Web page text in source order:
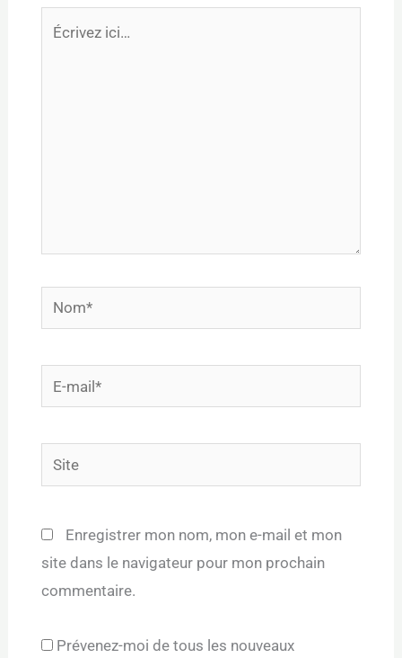
Nom*
mail*
Site
Enregistrer mon nom, mon e-mail et mon
site dans le navigateur pour mon prochain
commentaire.
Prévenez-moi de tous les nouveaux